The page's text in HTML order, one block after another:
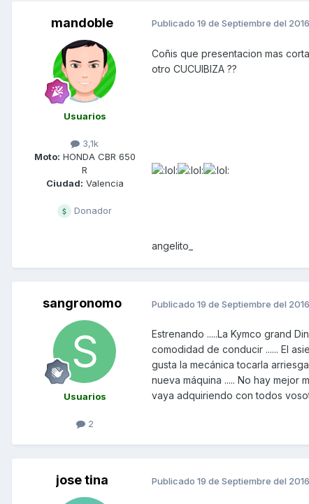
mandoble
Usuarios
3,1k
Moto: HONDA CBR 650
R
Ciudad: Valencia
Donador
Publicado 19 de Septiembre del 2016
Coñis que presentacion mas
otro CUCUIBIZA ??
angelito_
sangronomo
Usuarios
2
Publicado 19 de Septiembre del 2016
Estrenando .....La Kymco grand
comodidad de conducir ...... El
gusta la mecánica tocarla
nueva máquina ..... No hay mejor
vaya adquiriendo con todos
jose tina Publicado 19 de Septiembre del 2016